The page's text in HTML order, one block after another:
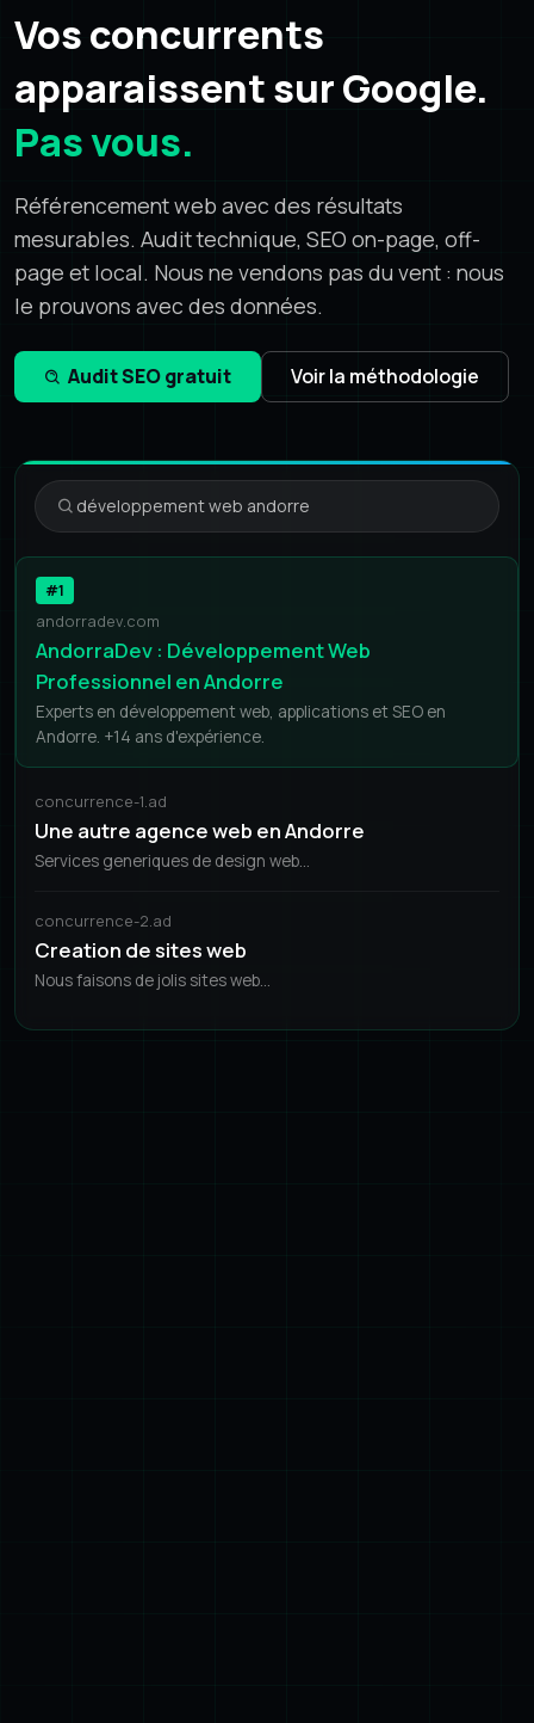
Vos concurrents
apparaissent sur Google.
Pas vous.
Référencement web avec des résultats
mesurables. Audit technique, SEO on-page, off-
page et local. Nous ne vendons pas du vent : nous
le prouvons avec des données.
Audit SEO gratuit Voir la méthodologie
développement web andorre
#1
andorradev.com
AndorraDev : Développement Web
Professionnel en Andorre
Experts en développement web, applications et SEO en
Andorre. +14 ans d'expérience.
concurrence-1.ad
Une autre agence web en Andorre
Services generiques de design web...
concurrence-2.ad
Creation de sites web
Nous faisons de jolis sites web...